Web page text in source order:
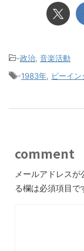
-政治 音楽活動
-1983年 ビーイン
comment
メールアドレスが
る欄は必須項目で